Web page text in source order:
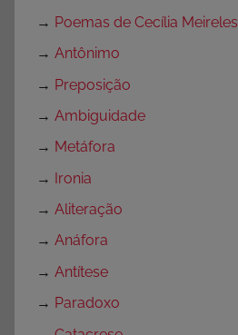
→ Poemas de Cecília Meireles
→ Antônimo
→ Preposição
→ Ambiguidade
→ Metáfora
→ Ironia
→ Aliteração
→ Anáfora
→ Antítese
→ Paradoxo